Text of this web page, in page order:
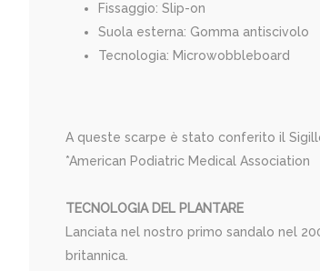
Fissaggio: Slip-on
Suola esterna: Gomma antiscivolo
Tecnologia: Microwobbleboard
A queste scarpe è stato conferito il
*American Podiatric Medical Association
TECNOLOGIA DEL PLANTARE
Lanciata nel nostro primo sandalo nel
britannica.